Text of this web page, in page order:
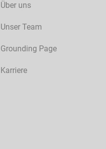
Über uns
Unser Team
Grounding Page
Karriere